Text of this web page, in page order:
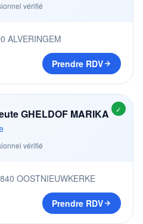
vérifié
ALVERINGEM
Prendre RDV
✓
GHELDOF MARIKA
vérifié
OOSTNIEUWKERKE
Prendre RDV